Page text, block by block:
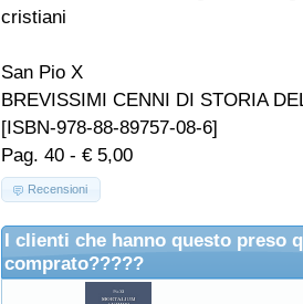
cristiani
San Pio X
BREVISSIMI CENNI DI STORIA
[ISBN-978-88-89757-08-6]
Pag. 40 - € 5,00
Recensioni
I clienti che hanno questo preso
comprato?????